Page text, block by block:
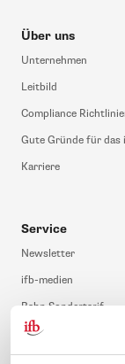
Über uns
Unternehmen
Leitbild
Compliance
Gute Gründe für das
Karriere
Service
Newsletter
ifb-medien
Bahn Sondertarif
meinifb